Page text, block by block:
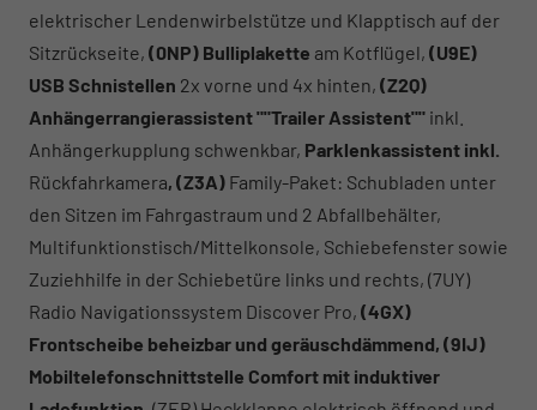
elektrischer Lendenwirbelstütze und Klapptisch auf der
Sitzrückseite, (0NP) Bulliplakette am Kotflügel, (U9E)
USB Schnistellen 2x vorne und 4x hinten, (Z2Q)
Anhängerrangierassistent ""Trailer Assistent"" inkl.
Anhängerkupplung schwenkbar, Parklenkassistent inkl.
Rückfahrkamera, (Z3A) Family-Paket: Schubladen unter
den Sitzen im Fahrgastraum und 2 Abfallbehälter,
Multifunktionstisch/Mittelkonsole, Schiebefenster sowie
Zuziehhilfe in der Schiebetüre links und rechts, (7UY)
Radio Navigationssystem Discover Pro, (4GX)
Frontscheibe beheizbar und geräuschdämmend, (9IJ)
Mobiltelefonschnittstelle Comfort mit induktiver